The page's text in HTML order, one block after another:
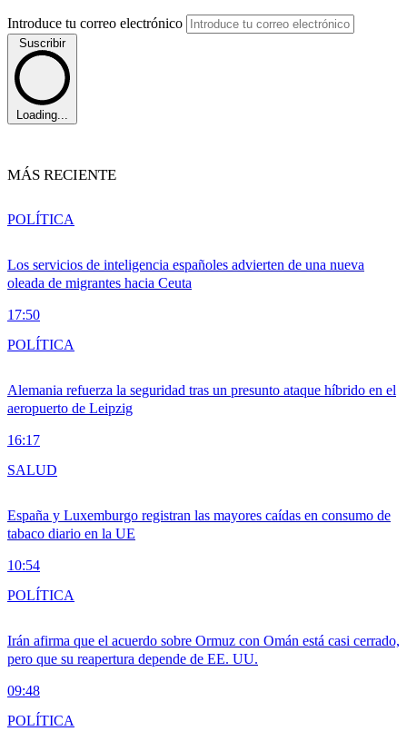
Introduce tu correo electrónico
Suscribir
Loading...
MÁS RECIENTE
Los servicios de inteligencia españoles advierten de una nueva
oleada de migrantes hacia Ceuta
17:50
POLÍTICA
Alemania refuerza la seguridad tras un presunto ataque híbrido en el
aeropuerto de Leipzig
16:17
POLÍTICA
España y Luxemburgo registran las mayores caídas en consumo de
tabaco diario en la UE
10:54
SALUD
Irán afirma que el acuerdo sobre Ormuz con Omán está casi cerrado,
pero que su reapertura depende de EE. UU.
09:48
POLÍTICA
POLÍTICA